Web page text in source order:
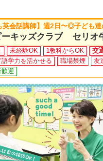
英会話講師】週2日〜◎子ども
ーキッズクラブ セリオ
未経験OK 1教科からOK 交
学力を活かせる
職場禁煙 友
迎